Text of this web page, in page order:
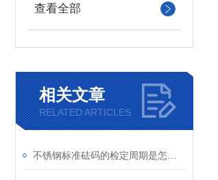
查看全部
相关文章
RELATED ARTICLES